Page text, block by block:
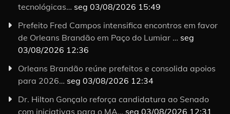
tecnológicas… seg 03/08/2026 15:49
Prefeito Fred Campos intensifica encontros em favor
de Orleans Brandão em Paço do Lumiar … seg
03/08/2026 12:36
Orleans Brandão reúne prefeitos e consolida apoios
para 2026… seg 03/08/2026 12:34
Dr. Hilton Gonçalo reforça candidatura ao Senado
com iniciativas para o MA… seg 03/08/2026 12:31